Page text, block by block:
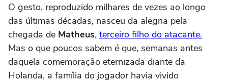
O gesto, reproduzido milhares de vezes ao longo
das últimas décadas, nasceu da alegria pela
chegada de Matheus, terceiro filho do atacante.
Mas o que poucos sabem é que, semanas antes
daquela comemoração eternizada diante da
Holanda, a família do jogador havia vivido